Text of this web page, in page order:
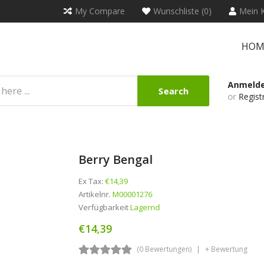
My Compare Wunschliste (0) Mein
Search
or
Berry Bengal
Ex Tax: €14,39
Artikelnr. M00001276
VerfügbarkeitLagernd
€14,39
(0 Bewertungen) + Bewertung